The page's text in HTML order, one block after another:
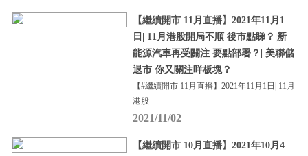
【繼續開市 11月直播】2021年11月1
日| 11月港股開局不順 後市點睇？|新
能源汽車再受關注 要點部署？| 美聯儲
退市 你又關注咩板塊？
【#繼續開市 11月直播】2021年11月1日| 11月
港股
2021/11/02
【繼續開市 10月直播】2021年10月4